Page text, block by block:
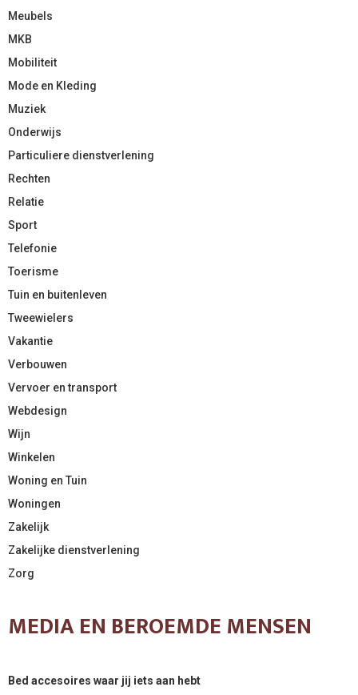
Meubels
MKB
Mobiliteit
Mode en Kleding
Muziek
Onderwijs
Particuliere dienstverlening
Rechten
Relatie
Sport
Telefonie
Toerisme
Tuin en buitenleven
Tweewielers
Vakantie
Verbouwen
Vervoer en transport
Webdesign
Wijn
Winkelen
Woning en Tuin
Woningen
Zakelijk
Zakelijke dienstverlening
Zorg
MEDIA EN BEROEMDE MENSEN
Bed accesoires waar jij iets aan hebt